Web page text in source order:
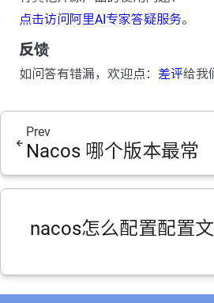
点击访问阿里AI专家答疑服务。
反馈
如问答有错漏，欢迎点： 差评给我
Prev
Nacos 哪个版本最常
nacos怎么配置配置